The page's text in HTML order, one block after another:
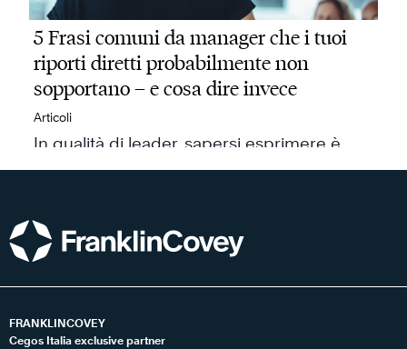
5 Frasi comuni da manager che i tuoi
riporti diretti probabilmente non
sopportano – e cosa dire invece
Articoli
In qualità di leader, sapersi esprimere è
FRANKLINCOVEY
Cegos Italia exclusive partner